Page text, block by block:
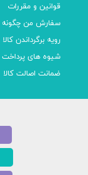
قوانین و مقررات
سفارش من چگونه
رویه برگرداندن کالا
شیوه های
ضمانت اصالت کالا